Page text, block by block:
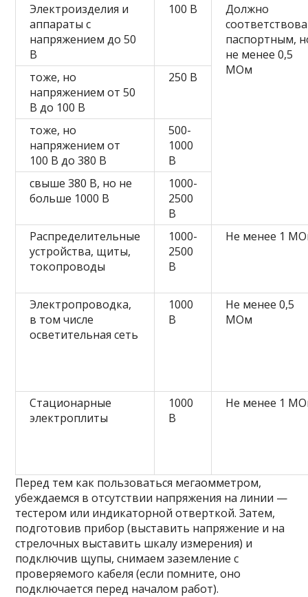
Электроизделия и
аппараты с
напряжением до 50
В
100 В
Должно
паспортным,
не менее 0,5
МОм
тоже, но
напряжением от 50
В до 100 В
250 В
тоже, но
напряжением от
100 В до 380 В
500-
1000
В
свыше 380 В, но не
больше 1000 В
1000-
2500
В
Распределительные
устройства, щиты,
токопроводы
1000-
2500
В
Не менее 1
Электропроводка,
в том числе
осветительная сеть
1000
В
Не менее 0,5
МОм
Стационарные
электроплиты
1000
В
Не менее 1
Перед тем как пользоваться мегаомметром,
убеждаемся в отсутствии напряжения на линии —
тестером или индикаторной отверткой. Затем,
подготовив прибор (выставить напряжение и на
стрелочных выставить шкалу измерения) и
подключив щупы, снимаем заземление с
проверяемого кабеля (если помните, оно
подключается перед началом работ).